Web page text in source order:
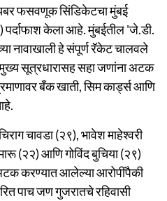
फसवणूक सिंडिकेटचा मुंबई
पर्दाफाश केला आहे. मुंबईतील 'जे.डी.
नावाखाली हे संपूर्ण रॅकेट चालवले
मुख्य सूत्रधारासह सहा जणांना अटक
बँक खाती, सिम कार्ड्स आणि
चावडा (२९), भावेश माहेश्वरी
(२२) आणि गोविंद बुचिया (२९)
करण्यात आलेल्या आरोपींपैकी
पाच जण गुजरातचे रहिवासी